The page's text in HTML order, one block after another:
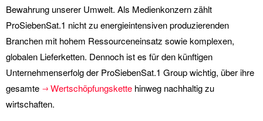
Bewahrung unserer Umwelt. Als Medienkonzern zählt
ProSiebenSat.1 nicht zu energieintensiven produzierenden
Branchen mit hohem Ressourceneinsatz sowie komplexen,
globalen Lieferketten. Dennoch ist es für den künftigen
Unternehmenserfolg der ProSiebenSat.1 Group wichtig, über ihre
gesamte
Wertschöpfungskette hinweg nachhaltig zu
wirtschaften.